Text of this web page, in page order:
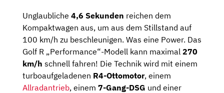
Unglaubliche 4,6 Sekunden reichen dem
Kompaktwagen aus, um aus dem Stillstand auf
100 km/h zu beschleunigen. Was eine Power. Das
Golf R „Performance“-Modell kann maximal 270
km/h schnell fahren! Die Technik wird mit einem
turboaufgeladenen R4-Ottomotor, einem
Allradantrieb, einem 7-Gang-DSG und einer